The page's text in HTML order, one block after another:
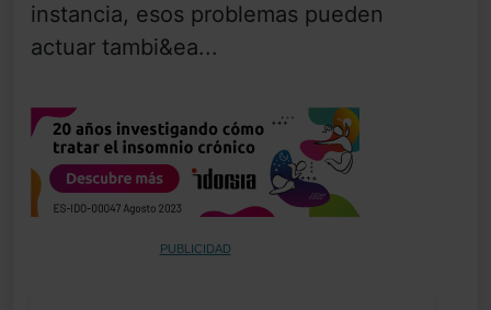
instancia, esos problemas pueden
actuar tambi&ea...
PUBLICIDAD